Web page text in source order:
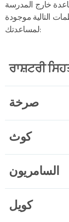
خارج المدرسة
التالية موجودة
لمساعدتك:
ਰਾਸ਼ਟਰੀ
صرخة
كوث
السامريون
كويل